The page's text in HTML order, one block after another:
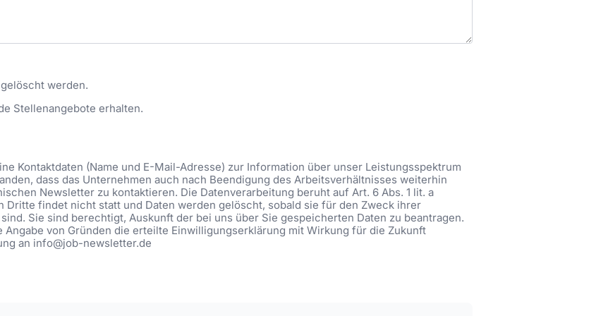
werden.
Stellenangebote erhalten.
Kontaktdaten (Name und E-Mail-Adresse) zur Information über unser Leistungsspektrum
dass das Unternehmen auch nach Beendigung des Arbeitsverhältnisses weiterhin
Newsletter zu kontaktieren. Die Datenverarbeitung beruht auf Art. 6 Abs. 1 lit. a
Dritte findet nicht statt und Daten werden gelöscht, sobald sie für den Zweck ihrer
Sie sind berechtigt, Auskunft der bei uns über Sie gespeicherten Daten zu beantragen.
Angabe von Gründen die erteilte Einwilligungserklärung mit Wirkung für die Zukunft
an info@job-newsletter.de